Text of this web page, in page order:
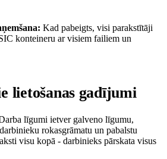
Kad pabeigts, visi parakstītāji
konteineru ar visiem failiem un
lietošanas gadījumi
līgumi ietver galveno līgumu,
rokasgrāmatu un pabalstu
visu kopā - darbinieks pārskata visus